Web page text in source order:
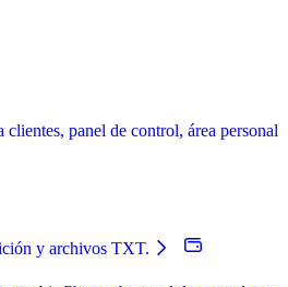
panel de control, área personal
y archivos TXT.